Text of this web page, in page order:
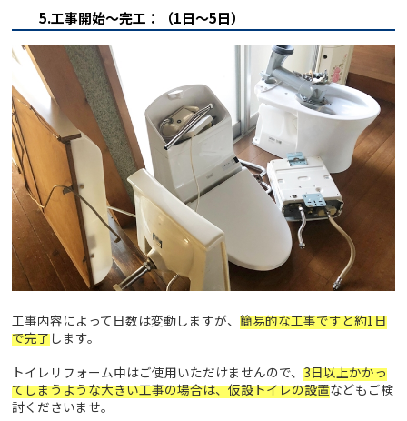
5.工事開始～完工：（1日～5日）
工事内容によって日数は変動しますが、簡易的な工事ですと約1日
で完了します。
トイレリフォーム中はご使用いただけませんので、3日以上かかっ
てしまうような大きい工事の場合は、仮設トイレの設置などもご検
討くださいませ。